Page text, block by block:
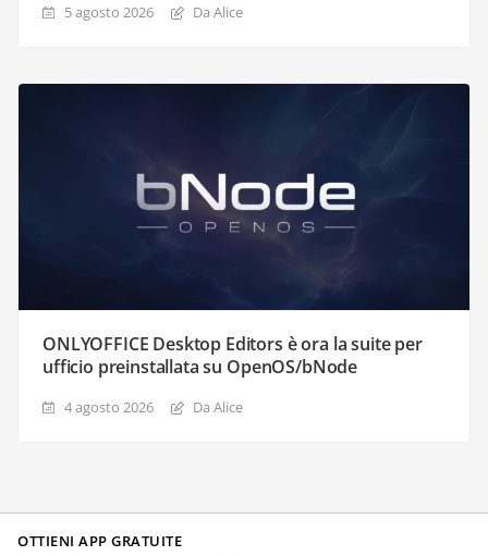
5 agosto 2026 Da Alice
ONLYOFFICE Desktop Editors è ora la suite per
ufficio preinstallata su OpenOS/bNode
4 agosto 2026 Da Alice
OTTIENI APP GRATUITE